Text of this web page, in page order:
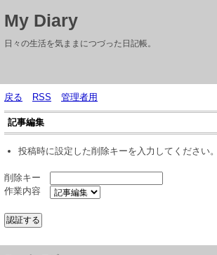
My Diary
日々の生活を気ままにつづった日記帳。
戻る RSS 管理者用
記事編集
投稿時に設定した削除キーを入力してください
削除キー
作業内容